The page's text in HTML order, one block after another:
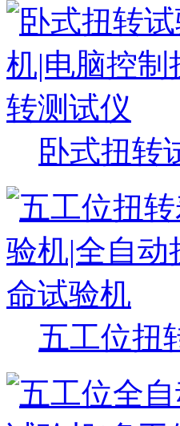
卧式扭转
五工位扭